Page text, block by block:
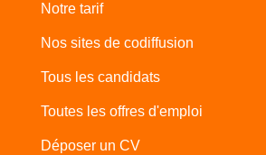
Notre tarif
Nos sites de codiffusion
Tous les candidats
Toutes les offres d'emploi
Déposer un CV